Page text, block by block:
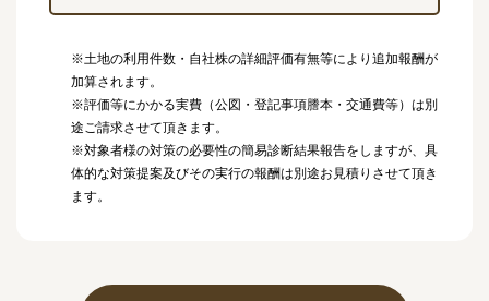
※土地の利用件数・自社株の詳細評価有無等により追加報酬が
加算されます。
※評価等にかかる実費（公図・登記事項謄本・交通費等）は別
途ご請求させて頂きます。
※対象者様の対策の必要性の簡易診断結果報告をしますが、具
体的な対策提案及びその実行の報酬は別途お見積りさせて頂き
ます。